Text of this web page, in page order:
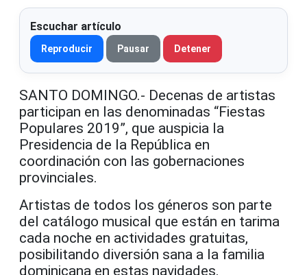
Escuchar artículo
Reproducir Pausar Detener
SANTO DOMINGO.- Decenas de artistas
participan en las denominadas “Fiestas
Populares 2019”, que auspicia la
Presidencia de la República en
coordinación con las gobernaciones
provinciales.
Artistas de todos los géneros son parte
del catálogo musical que están en tarima
cada noche en actividades gratuitas,
posibilitando diversión sana a la familia
dominicana en estas navidades.